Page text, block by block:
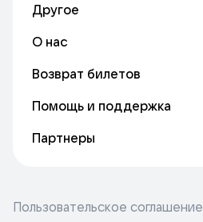
Другое
О нас
Возврат билетов
Помощь и поддержка
Партнеры
Пользовательское соглашение